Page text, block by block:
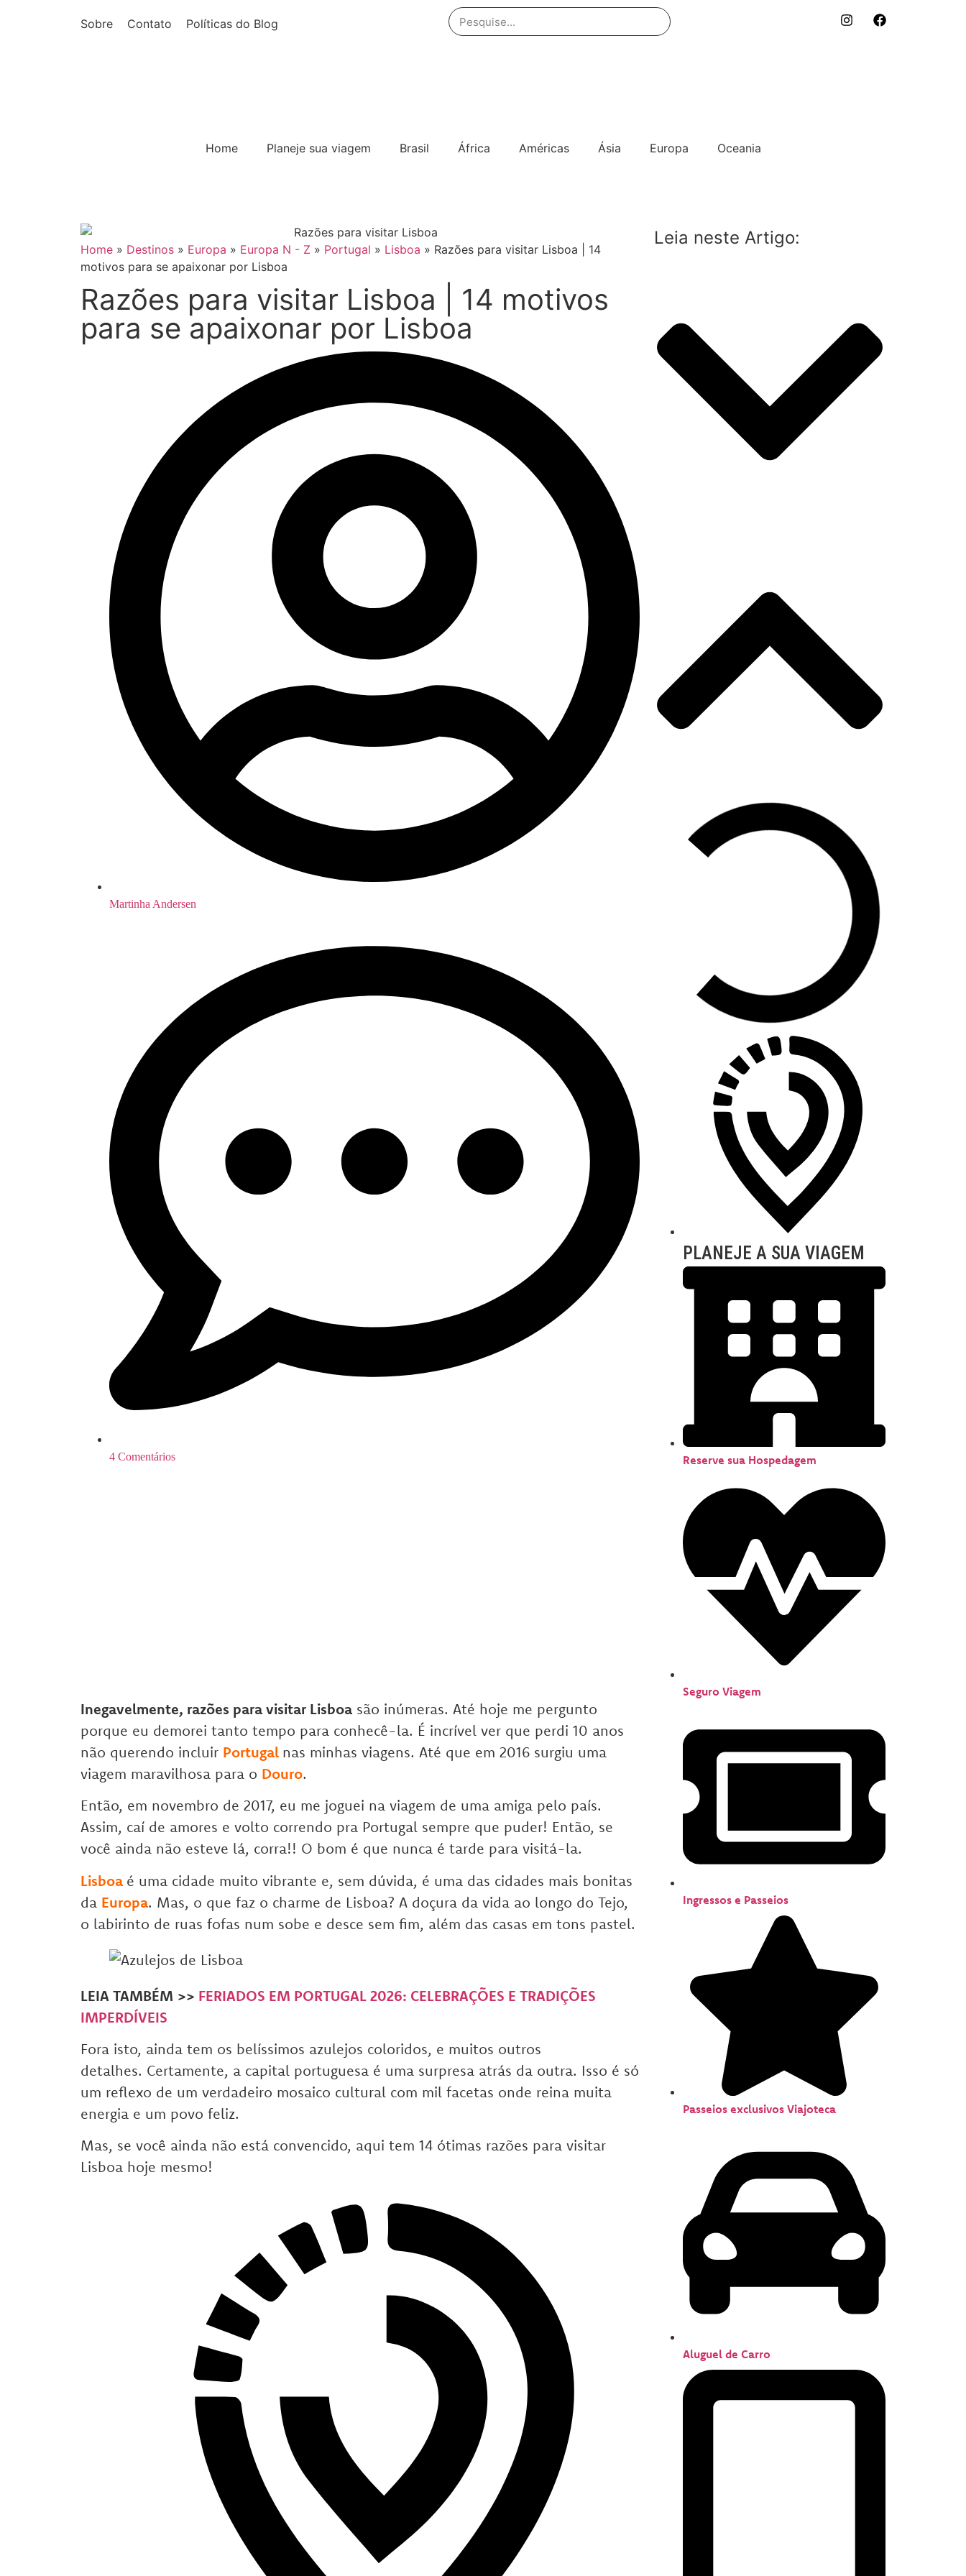
Sobre Contato Políticas do Blog
Home Planeje sua viagem Brasil África Américas Ásia Europa Oceania
Home » Destinos » Europa » Europa N - Z » Portugal » Lisboa » Razões para visitar Lisboa | 14
motivos para se apaixonar por Lisboa
Razões para visitar Lisboa | 14 motivos
para se apaixonar por Lisboa
Martinha Andersen
4 Comentários
Inegavelmente, razões para visitar Lisboa são inúmeras. Até hoje me pergunto
porque eu demorei tanto tempo para conhecê-la. É incrível ver que perdi 10 anos
não querendo incluir Portugal nas minhas viagens. Até que em 2016 surgiu uma
viagem maravilhosa para o Douro.
Então, em novembro de 2017, eu me joguei na viagem de uma amiga pelo país.
Assim, caí de amores e volto correndo pra Portugal sempre que puder! Então, se
você ainda não esteve lá, corra!! O bom é que nunca é tarde para visitá-la.
Lisboa é uma cidade muito vibrante e, sem dúvida, é uma das cidades mais bonitas
da Europa. Mas, o que faz o charme de Lisboa? A doçura da vida ao longo do Tejo,
o labirinto de ruas fofas num sobe e desce sem fim, além das casas em tons pastel.
LEIA TAMBÉM >> FERIADOS EM PORTUGAL 2026: CELEBRAÇÕES E TRADIÇÕES
IMPERDÍVEIS
Fora isto, ainda tem os belíssimos azulejos coloridos, e muitos outros
detalhes. Certamente, a capital portuguesa é uma surpresa atrás da outra. Isso é só
um reflexo de um verdadeiro mosaico cultural com mil facetas onde reina muita
energia e um povo feliz.
Mas, se você ainda não está convencido, aqui tem 14 ótimas razões para visitar
Lisboa hoje mesmo!
Leia neste Artigo:
PLANEJE A SUA VIAGEM
Reserve sua Hospedagem
Seguro Viagem
Ingressos e Passeios
Passeios exclusivos Viajoteca
Aluguel de Carro